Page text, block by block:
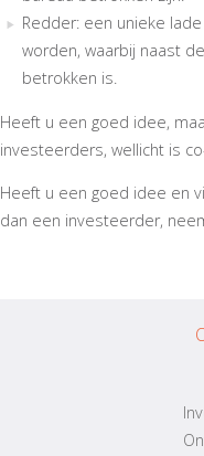
Redder: een unieke
worden, waarbij naast
betrokken is.
Heeft u een goed idee,
investeerders, wellicht is
Heeft u een goed idee en
dan een investeerder,